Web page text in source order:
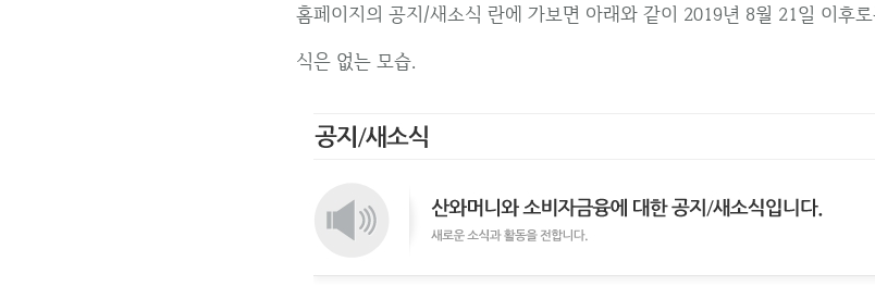
홈페이지의 공지/새소식 란에 가보면 아래와 같이 2019년 8월 21일 이후
식은 없는 모습.